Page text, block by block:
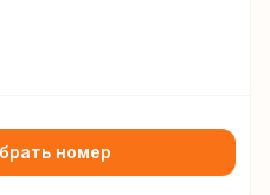
номер